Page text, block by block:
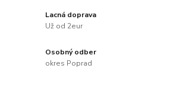
Lacná doprava
Už od 2eur
Osobný odber
okres Poprad